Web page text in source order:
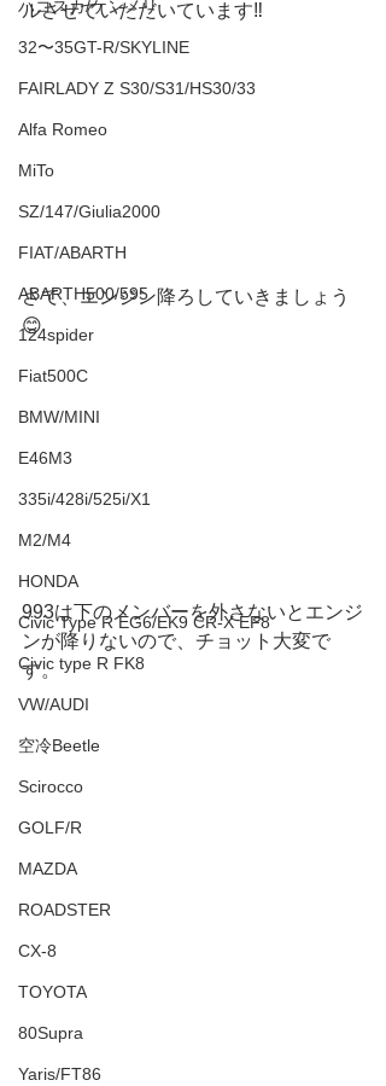
ハコスカ/ケンメリ
32〜35GT-R/SKYLINE
FAIRLADY Z S30/S31/HS30/33
Alfa Romeo
MiTo
SZ/147/Giulia2000
FIAT/ABARTH
ABARTH500/595
124spider
Fiat500C
BMW/MINI
E46M3
335i/428i/525i/X1
M2/M4
HONDA
Civic Type R EG6/EK9 CR-X EF8
Civic type R FK8
VW/AUDI
空冷Beetle
Scirocco
GOLF/R
MAZDA
ROADSTER
CX-8
TOYOTA
80Supra
Yaris/FT86
ルさせていただいています‼️
さて、エンジン降ろしていきましょう
😊
993は下のメンバーを外さないとエンジ
ンが降りないので、チョット大変で
す。